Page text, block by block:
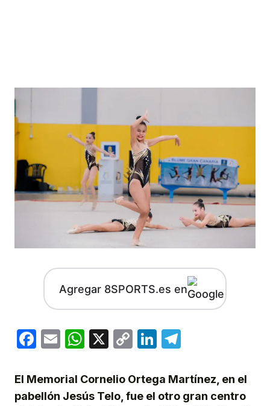
Agregar 8SPORTS.es en
Facebook
EmailWhatsApp
X
CopyLinkedIn
El Memorial Cornelio Ortega Martínez, en el
pabellón Jesús Telo, fue el otro gran centro